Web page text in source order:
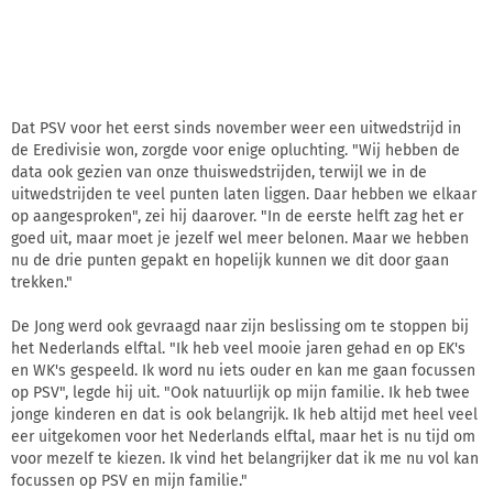
Dat PSV voor het eerst sinds november weer een uitwedstrijd in
de Eredivisie won, zorgde voor enige opluchting. "Wij hebben de
data ook gezien van onze thuiswedstrijden, terwijl we in de
uitwedstrijden te veel punten laten liggen. Daar hebben we elkaar
op aangesproken", zei hij daarover. "In de eerste helft zag het er
goed uit, maar moet je jezelf wel meer belonen. Maar we hebben
nu de drie punten gepakt en hopelijk kunnen we dit door gaan
trekken."
De Jong werd ook gevraagd naar zijn beslissing om te stoppen bij
het Nederlands elftal. "Ik heb veel mooie jaren gehad en op EK's
en WK's gespeeld. Ik word nu iets ouder en kan me gaan focussen
op PSV", legde hij uit. "Ook natuurlijk op mijn familie. Ik heb twee
jonge kinderen en dat is ook belangrijk. Ik heb altijd met heel veel
eer uitgekomen voor het Nederlands elftal, maar het is nu tijd om
voor mezelf te kiezen. Ik vind het belangrijker dat ik me nu vol kan
focussen op PSV en mijn familie."